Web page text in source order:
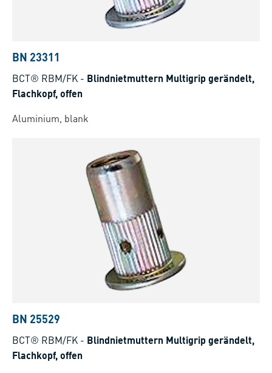
BN 23311
BCT® RBM/FK - Blindnietmuttern Multigrip gerändelt,
Flachkopf, offen
Aluminium, blank
BN 25529
BCT® RBM/FK - Blindnietmuttern Multigrip gerändelt,
Flachkopf, offen